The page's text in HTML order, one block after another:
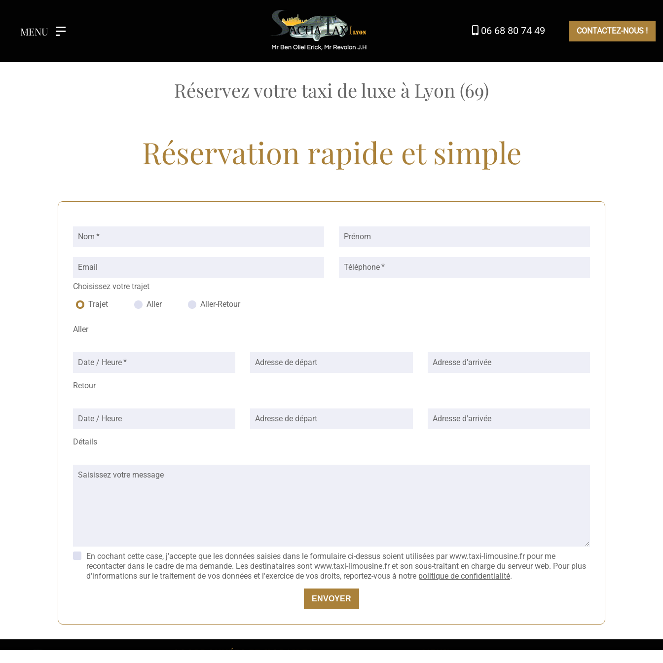
MENU 06 68 80 74 49 CONTACTEZ-NOUS !
Réservez votre taxi de luxe à Lyon (69)
Réservation rapide et simple
Nom Prénom
Email Téléphone
Choisissez votre trajet
Trajet
Aller Aller-Retour
Aller
Date / Heure Adresse de départ Adresse d'arrivée
Retour
Date / Heure Adresse de départ Adresse d'arrivée
Détails
Saisissez votre message
En cochant cette case, j’accepte que les données saisies dans le formulaire ci-dessus soient utilisées par www.taxi-limousine.fr pour me
recontacter dans le cadre de ma demande. Les destinataires sont www.taxi-limousine.fr et son sous-traitant en charge du serveur web. Pour plus
d'informations sur le traitement de vos données et l'exercice de vos droits, reportez-vous à notre politique de confidentialité.
ENVOYER
COORDONNÉES ET HORAIRES MENU